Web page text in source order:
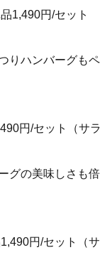
品1,490円/セット
りハンバーグもペ
円/セット（サラ
グの美味しさも倍
1,490円/セット（サ